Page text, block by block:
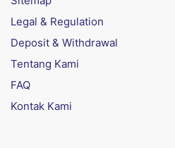
Legal & Regulation
Deposit & Withdrawal
Tentang Kami
FAQ
Kontak Kami